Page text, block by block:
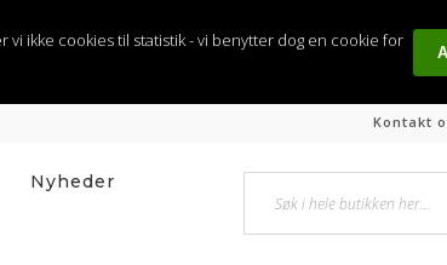
ikke cookies til statistik - vi benytter dog en cookie for
Kontakt
Nyheder